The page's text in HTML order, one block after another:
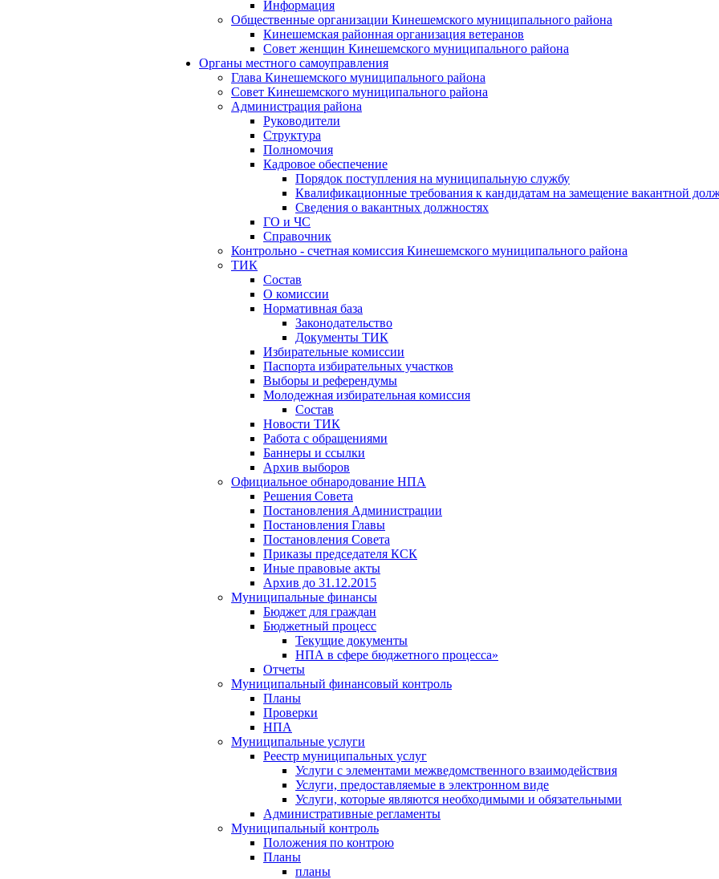
Информация
Общественные организации Кинешемского муниципального района
Кинешемская районная организация ветеранов
Совет женщин Кинешемского муниципального района
Органы местного самоуправления
Глава Кинешемского муниципального района
Совет Кинешемского муниципального района
Администрация района
Руководители
Структура
Полномочия
Кадровое обеспечение
Порядок поступления на муниципальную службу
Квалификационные требования к кандидатам на замещение вакантной
Сведения о вакантных должностях
ГО и ЧС
Справочник
Контрольно - счетная комиссия Кинешемского муниципального района
ТИК
Состав
О комиссии
Нормативная база
Законодательство
Документы ТИК
Избирательные комиссии
Паспорта избирательных участков
Выборы и референдумы
Молодежная избирательная комиссия
Состав
Новости ТИК
Работа с обращениями
Баннеры и ссылки
Архив выборов
Официальное обнародование НПА
Решения Совета
Постановления Администрации
Постановления Главы
Постановления Совета
Приказы председателя КСК
Иные правовые акты
Архив до 31.12.2015
Муниципальные финансы
Бюджет для граждан
Бюджетный процесс
Текущие документы
НПА в сфере бюджетного процесса»
Отчеты
Муниципальный финансовый контроль
Планы
Проверки
НПА
Муниципальные услуги
Реестр муниципальных услуг
Услуги с элементами межведомственного взаимодействия
Услуги, предоставляемые в электронном виде
Услуги, которые являются необходимыми и обязательными
Административные регламенты
Муниципальный контроль
Положения по контрою
Планы
планы